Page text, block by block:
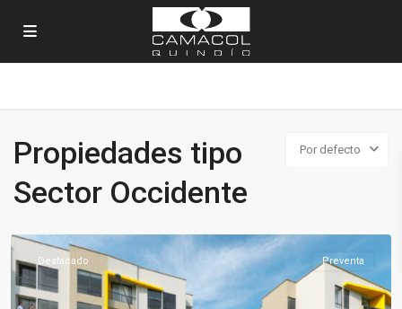
Por defecto
Propiedades tipo
Sector Occidente
Occidente,
Destacado Preventa